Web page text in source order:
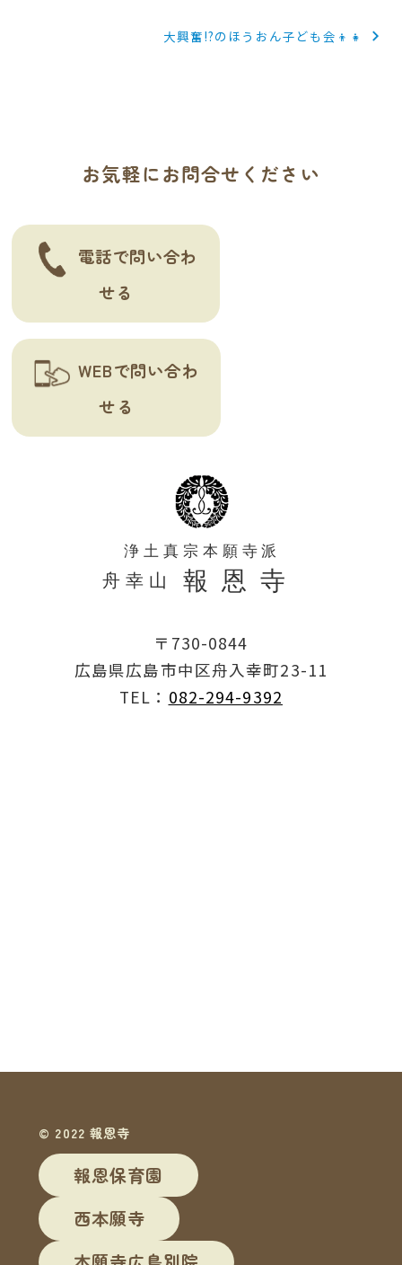
ン
大興奮!?のほうおん子ども会👦👧
お気軽にお問合せください
電話で問い合わ
せる
WEBで問い合わ
せる
〒730-0844
広島県広島市中区舟入幸町23-11
TEL： 082-294-9392
© 2022 報恩寺
報恩保育園
西本願寺